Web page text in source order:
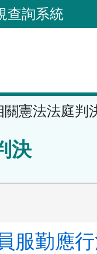
查詢系統
關憲法法庭判
決
服勤應